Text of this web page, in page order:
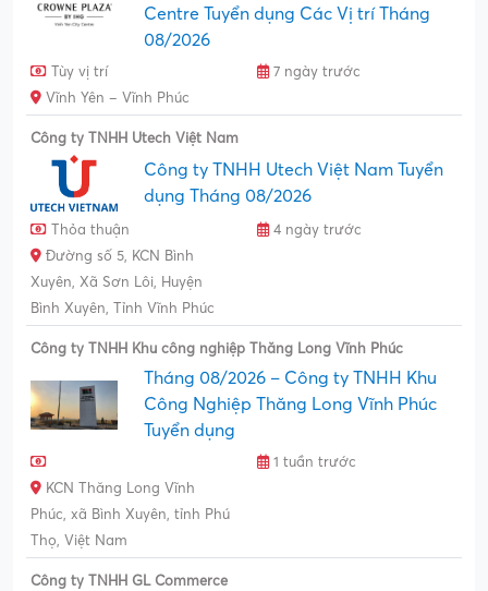
Centre Tuyển dụng Các Vị trí Tháng
08/2026
Tùy vị trí
7 ngày trước
Vĩnh Yên – Vĩnh Phúc
Công ty TNHH Utech Việt Nam
Công ty TNHH Utech Việt Nam Tuyển
dụng Tháng 08/2026
Thỏa thuận
4 ngày trước
Đường số 5, KCN Bình
Xuyên, Xã Sơn Lôi, Huyện
Bình Xuyên, Tỉnh Vĩnh Phúc
Công ty TNHH Khu công nghiệp Thăng Long Vĩnh Phúc
Tháng 08/2026 – Công ty TNHH Khu
Công Nghiệp Thăng Long Vĩnh Phúc
Tuyển dụng
1 tuần trước
KCN Thăng Long Vĩnh
Phúc, xã Bình Xuyên, tỉnh Phú
Thọ, Việt Nam
Công ty TNHH GL Commerce